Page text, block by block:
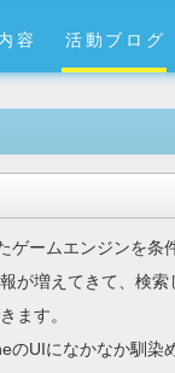
容 活動ブログ
ームエンジンを条
が増えてきて、検
ます。
のUIになかなか馴